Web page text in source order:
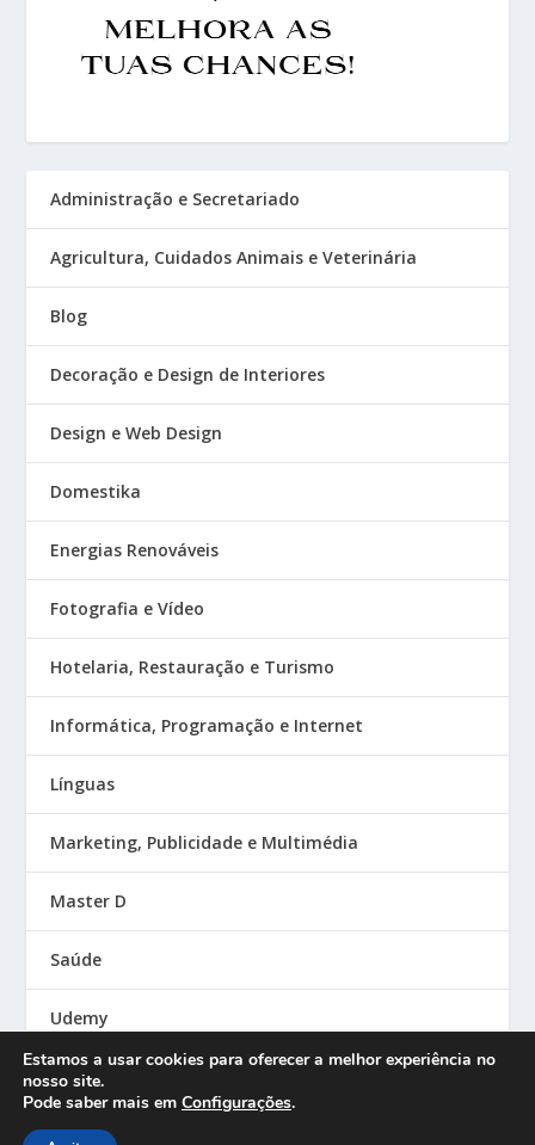
Administração e Secretariado
Agricultura, Cuidados Animais e Veterinária
Blog
Decoração e Design de Interiores
Design e Web Design
Domestika
Energias Renováveis
Fotografia e Vídeo
Hotelaria, Restauração e Turismo
Informática, Programação e Internet
Línguas
Marketing, Publicidade e Multimédia
Master D
Saúde
Udemy
Designed by
Estamos a usar cookies para oferecer a melhor experiência no
nosso site.
Pode saber mais em Configurações.